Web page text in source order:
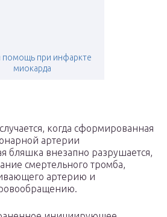
помощь при инфаркте
миокарда
когда сформированная
артерии
бляшка внезапно разрушается,
смертельного тромба,
артерию и